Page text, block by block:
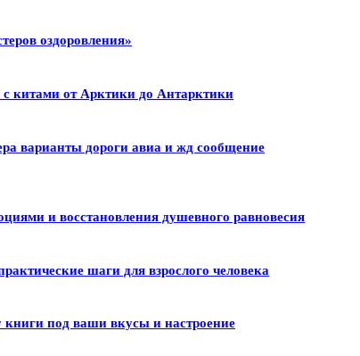
оздоровления»
с китами от Арктики до Антарктики
варианты дороги авиа и жд сообщение
и восстановления душевного равновесия
шаги для взрослого человека
книги под ваши вкусы и настроение